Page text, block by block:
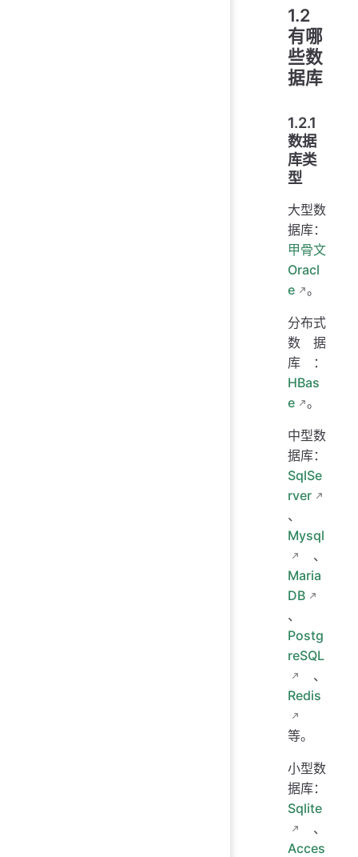
1.2
有哪
些数
据库
1.2.1
数据
库类
型
大型数
据库：
甲骨文
Oracl
e
。
分布式
数据
库：
HBas
e
。
中型数
据库：
SqlSe
rver
、
Mysql
、
Maria
DB
、
Postg
reSQL
、
Redis
等。
小型数
据库：
Sqlite
、
Acces